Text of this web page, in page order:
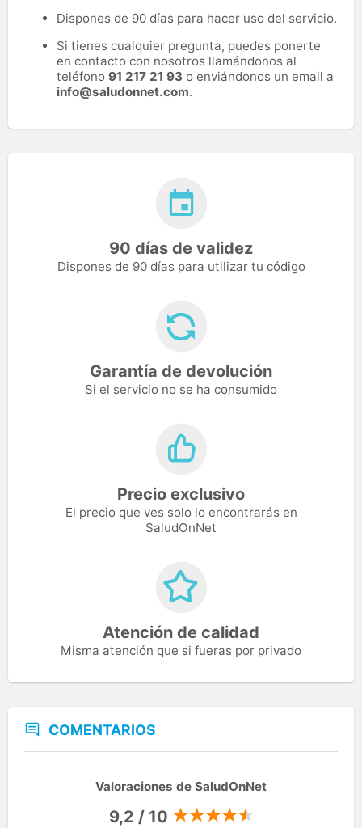
Dispones de 90 días para hacer uso del servicio.
Si tienes cualquier pregunta, puedes ponerte
en contacto con nosotros llamándonos al
teléfono 91 217 21 93 o enviándonos un email a
info@saludonnet.com.
90 días de validez
Dispones de 90 días para utilizar tu código
Garantía de devolución
Si el servicio no se ha consumido
Precio exclusivo
El precio que ves solo lo encontrarás en
SaludOnNet
Atención de calidad
Misma atención que si fueras por privado
COMENTARIOS
Valoraciones de SaludOnNet
9,2 / 10